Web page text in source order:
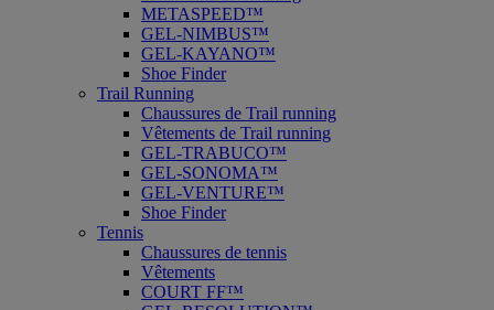
METASPEED™
GEL-NIMBUS™
GEL-KAYANO™
Shoe Finder
Trail Running
Chaussures de Trail running
Vêtements de Trail running
GEL-TRABUCO™
GEL-SONOMA™
GEL-VENTURE™
Shoe Finder
Tennis
Chaussures de tennis
Vêtements
COURT FF™